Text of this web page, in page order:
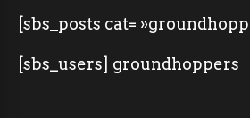
[sbs_posts cat=
[sbs_users] groundhoppers